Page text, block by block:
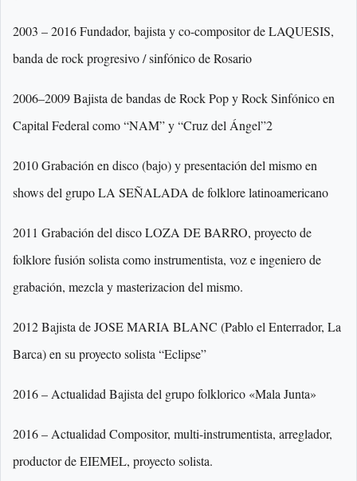
2003 – 2016 Fundador, bajista y co-compositor de LAQUESIS,
banda de rock progresivo / sinfónico de Rosario
2006–2009 Bajista de bandas de Rock Pop y Rock Sinfónico en
Capital Federal como “NAM” y “Cruz del Ángel”2
2010 Grabación en disco (bajo) y presentación del mismo en
shows del grupo LA SEÑALADA de folklore latinoamericano
2011 Grabación del disco LOZA DE BARRO, proyecto de
folklore fusión solista como instrumentista, voz e ingeniero de
grabación, mezcla y masterizacion del mismo.
2012 Bajista de JOSE MARIA BLANC (Pablo el Enterrador, La
Barca) en su proyecto solista “Eclipse”
2016 – Actualidad Bajista del grupo folklorico «Mala Junta»
2016 – Actualidad Compositor, multi-instrumentista, arreglador,
productor de EIEMEL, proyecto solista.